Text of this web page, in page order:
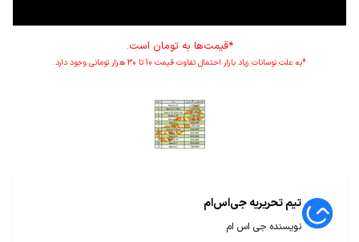
*قیمت‌ها به تومان است.
*به علت نوسانات زیاد بازار احتمال تفاوت قیمت 10 تا 30 هزار تومانی وجود دارد.
تیم تحریریه جی‌اس‌ام
نویسنده جی اس ام